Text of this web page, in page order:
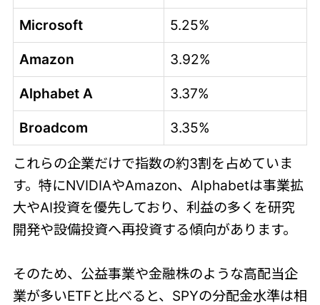
Microsoft
5.25%
Amazon
3.92%
Alphabet A
3.37%
Broadcom
3.35%
これらの企業だけで指数の約3割を占めていま
す。特にNVIDIAやAmazon、Alphabetは事業拡
大やAI投資を優先しており、利益の多くを研究
開発や設備投資へ再投資する傾向があります。
そのため、公益事業や金融株のような高配当企
業が多いETFと比べると、SPYの分配金水準は相